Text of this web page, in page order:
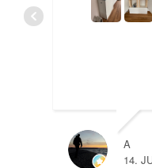
A
14.